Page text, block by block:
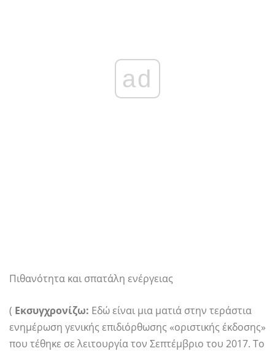
ad
Πιθανότητα και σπατάλη ενέργειας
( Εκσυγχρονίζω: Εδώ είναι μια ματιά στην τεράστια
ενημέρωση γενικής επιδιόρθωσης «οριστικής έκδοσης»
που τέθηκε σε λειτουργία τον Σεπτέμβριο του 2017. Το